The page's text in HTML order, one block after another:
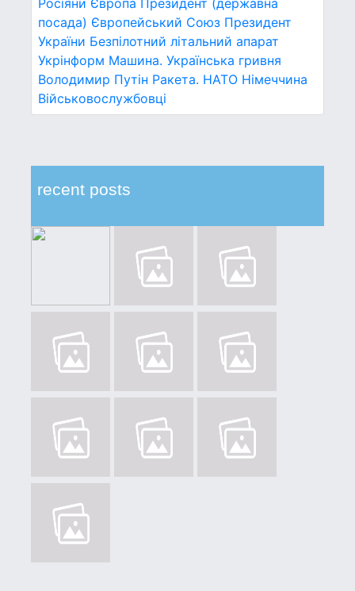
Росіяни Європа Президент (державна
посада) Європейський Союз Президент
України Безпілотний літальний апарат
Укрінформ Машина. Українська гривня
Володимир Путін Ракета. НАТО Німеччина
Військовослужбовці
recent posts